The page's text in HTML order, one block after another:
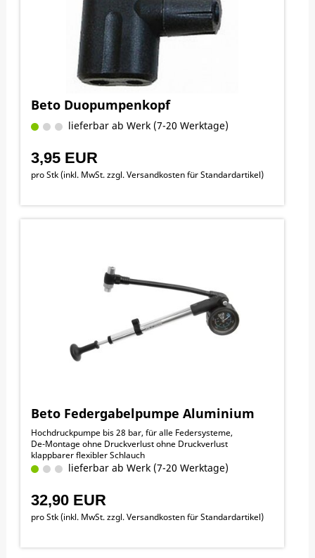
Beto Duopumpenkopf
lieferbar ab Werk (7-20 Werktage)
3,95 EUR
pro Stk (inkl. MwSt. zzgl.Versandkosten für Standardartikel)
Beto Federgabelpumpe Aluminium
Hochdruckpumpe bis 28 bar, für alle Federsysteme,
De-Montage ohne Druckverlust ohne Druckverlust
klappbarer flexibler Schlauch
lieferbar ab Werk (7-20 Werktage)
32,90 EUR
pro Stk (inkl. MwSt. zzgl.Versandkosten für Standardartikel)